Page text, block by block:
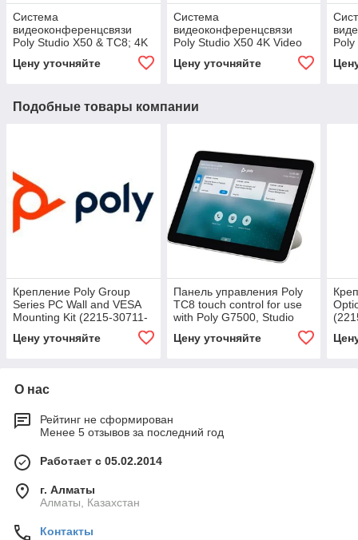
Система
видеоконференцсвязи
Poly Studio X50 & TC8; 4K
Video Conf/Collab/Wireless
Pres Sys (2200-86270-101)
Цену уточняйте
Система
видеоконференцсвязи
Poly Studio X50 4K Video
Conf/Collab/Wireless Pres
Sys (2200-85970-101)
Цену уточняйте
Sys
Подобные товары компании
Крепление Poly Group
Series PC Wall and VESA
Mounting Kit (2215-30711-
Цену уточняйте
Панель управления Poly
TC8 touch control for use
with Poly G7500, Studio
X30 and Studio X50 (2200-
30760-001)
Цену уточняйте
О нас
Рейтинг не сформирован
Менее 5 отзывов за последний год
Работает с 05.02.2014
г. Алматы
Алматы, Казахстан
Контакты